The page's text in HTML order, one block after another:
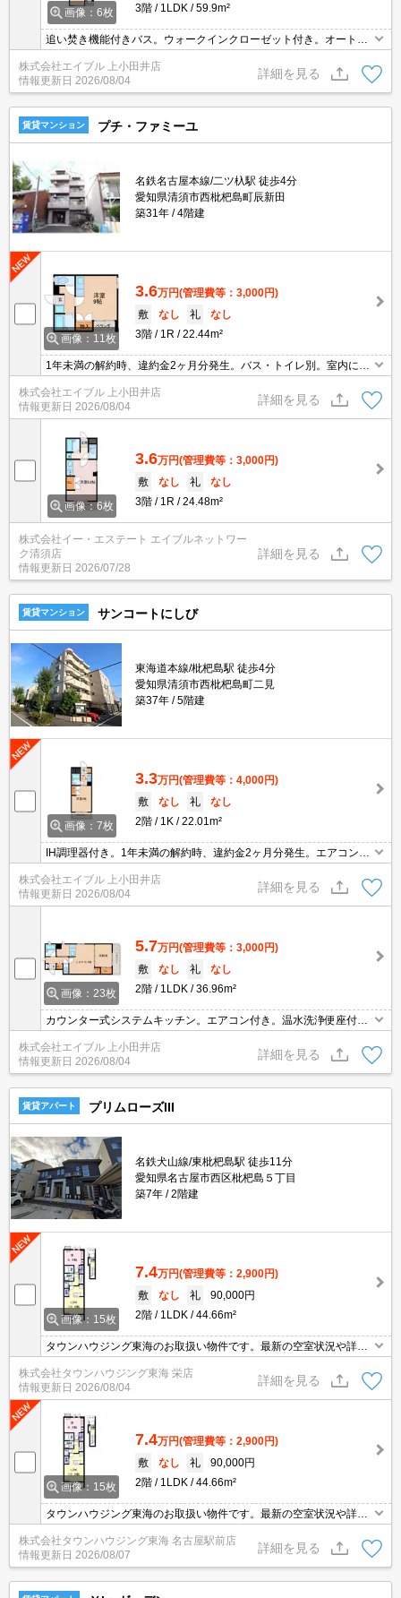
画像：6枚 3階 1LDK 59.9m²
追い焚き機能付きバス。ウォークインクローゼット付き。オートロ
ック。
株式会社エイブル 上小田井店
情報更新日 2026/08/04
詳細を見る
賃貸マンション プチ・ファミーユ
名鉄名古屋本線/二ツ杁駅 徒歩4分
愛知県清須市西枇杷島町辰新田
築31年
4階建
画像：11枚
3.6万円(管理費等：3,000円)
敷
なし 礼
なし
3階
1R 22.44m²
1年未満の解約時、違約金2ヶ月分発生。バス・トイレ別。室内に洗
濯機置場あり。
株式会社エイブル 上小田井店
情報更新日 2026/08/04
詳細を見る
画像：6枚
3.6万円(管理費等：3,000円)
敷
なし 礼
なし
3階
1R 24.48m²
株式会社イー・エステート エイブルネットワー
ク清須店
情報更新日 2026/07/28
詳細を見る
賃貸マンション サンコートにしび
東海道本線/枇杷島駅 徒歩4分
愛知県清須市西枇杷島町二見
築37年
5階建
画像：7枚
3.3万円(管理費等：4,000円)
敷
なし 礼
なし
2階
1K 22.01m²
IH調理器付き。1年未満の解約時、違約金2ヶ月分発生。エアコン付
き。退去時、ルームクリーニング料金33,000円。2年未満の解約
時、違約金1ヶ月分発生。
株式会社エイブル 上小田井店
情報更新日 2026/08/04
詳細を見る
画像：23枚
5.7万円(管理費等：3,000円)
敷
なし 礼
なし
2階
1LDK 36.96m²
カウンター式システムキッチン。エアコン付き。温水洗浄便座付
き。退去時、ルームクリーニング料金33,000円。1年未満の解約
時、違約金2ヶ月分発生。
株式会社エイブル 上小田井店
情報更新日 2026/08/04
詳細を見る
賃貸アパート プリムローズIII
名鉄犬山線/東枇杷島駅 徒歩11分
愛知県名古屋市西区枇杷島５丁目
築7年
2階建
画像：15枚
7.4万円(管理費等：2,900円)
敷
なし 礼
90,000円
2階
1LDK 44.66m²
タウンハウジング東海のお取扱い物件です。最新の空室状況や詳細
などお気軽にお問い合わせください。
株式会社タウンハウジング東海 栄店
情報更新日 2026/08/04
詳細を見る
画像：15枚
7.4万円(管理費等：2,900円)
敷
なし 礼
90,000円
2階
1LDK 44.66m²
タウンハウジング東海のお取扱い物件です。最新の空室状況や詳細
などお気軽にお問い合わせください。
株式会社タウンハウジング東海 名古屋駅前店
情報更新日 2026/08/07
詳細を見る